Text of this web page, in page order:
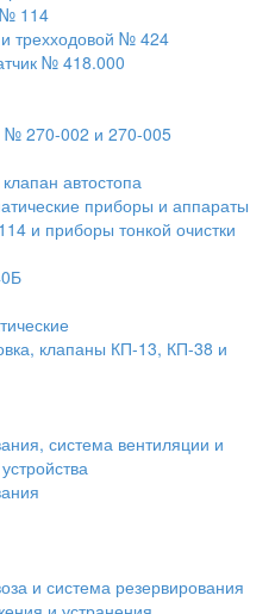
114
трехходовой № 424
№ 418.000
№ 270-002 и 270-005
автостопа
приборы и аппараты
и приборы тонкой очистки
клапаны КП-13, КП-38 и
система вентиляции и
и система резервирования